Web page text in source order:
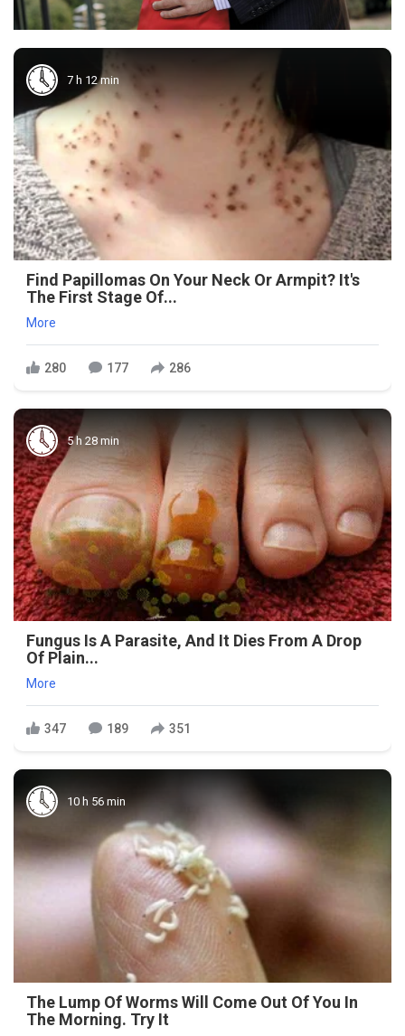
7 h 12 min
Find Papillomas On Your Neck Or Armpit? It's
The First Stage Of...
More
280 177 286
5 h 28 min
Fungus Is A Parasite, And It Dies From A Drop
Of Plain...
More
347 189 351
10 h 56 min
The Lump Of Worms Will Come Out Of You In
The Morning. Try It